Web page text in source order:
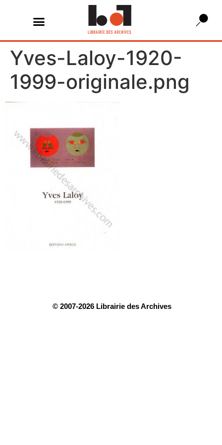
Yves-Laloy-1920-
1999-originale.png
© 2007-2026 Librairie des Archives